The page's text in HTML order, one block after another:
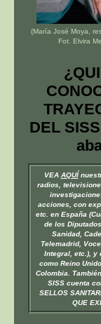
(María José Moya,
Fot. Elvira
DEL
VEA AQUÍ
radios,
acciones, con
etc. en España
de los
Sanidad,
Telemadrid,
Integral, etc.), y
como Reino
Colombia.
SISS cuenta
SELLOS
QUE